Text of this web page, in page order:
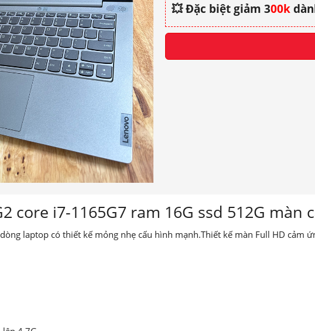
💥 Đặc biệt giảm 300k
core i7-1165G7 ram 16G ssd 512G màn
laptop có thiết kế mỏng nhẹ cấu hình mạnh.Thiết kế màn Full HD cảm